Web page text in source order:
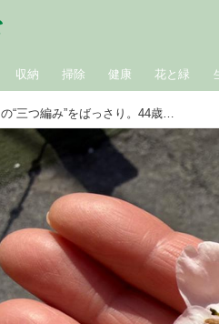
収納 掃除 健康 花と緑
ついに限界！トレードマークの“三つ編み”をばっさり。44歳の髪型宣言｜たんぽぽ白鳥久美子の手づくり暮らし